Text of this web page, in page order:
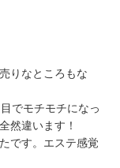
りなところもな
でモチモチになっ
然違います！
です。エステ感覚